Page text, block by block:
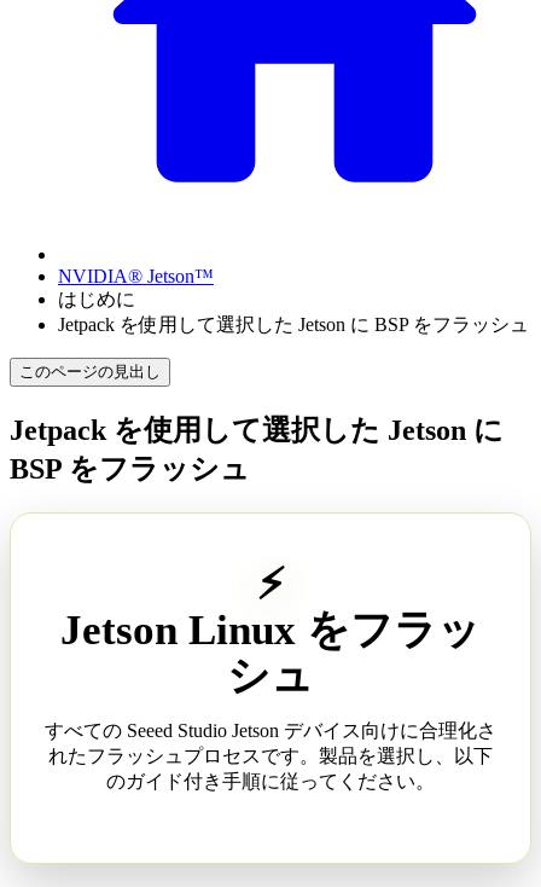
NVIDIA® Jetson™
はじめに
Jetpack を使用して選択した Jetson に BSP をフラッシュ
このページの見出し
Jetpack を使用して選択した Jetson に
BSP をフラッシュ
⚡
Jetson Linux をフラッ
シュ
すべての Seeed Studio Jetson デバイス向けに合理化さ
れたフラッシュプロセスです。製品を選択し、以下
のガイド付き手順に従ってください。